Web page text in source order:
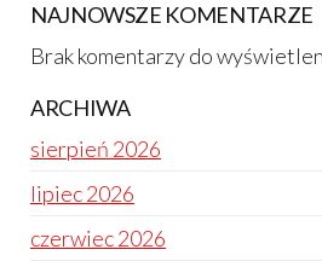
NAJNOWSZE KOMENTARZE
Brak komentarzy do
ARCHIWA
sierpień 2026
lipiec 2026
czerwiec 2026